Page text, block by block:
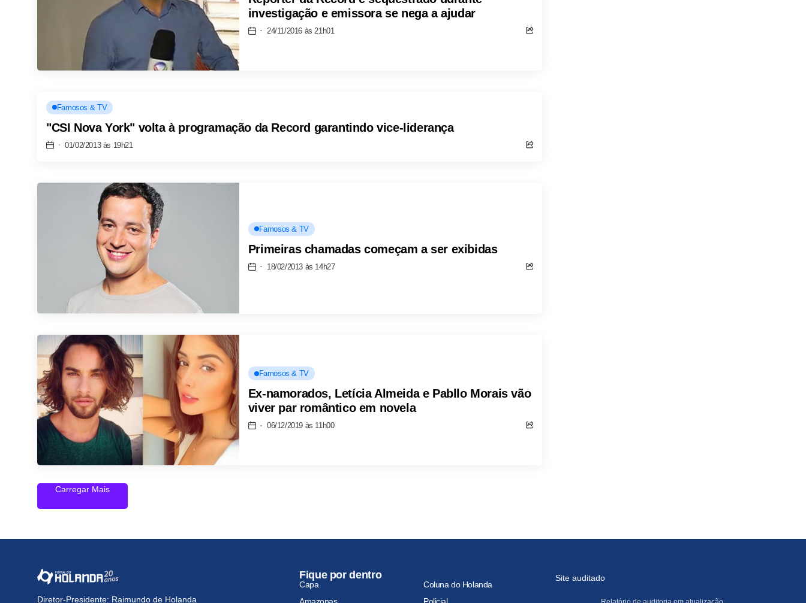
investigação e emissora se nega a ajudar
24/11/2016 às 21h01
Famosos & TV
"CSI Nova York" volta à programação da Record garantindo vice-liderança
01/02/2013 às 19h21
Famosos & TV
Primeiras chamadas começam a ser exibidas
18/02/2013 às 14h27
Famosos & TV
Ex-namorados, Letícia Almeida e Pabllo Morais vão
viver par romântico em novela
06/12/2019 às 11h00
Carregar Mais
Diretor-Presidente: Raimundo de Holanda
Fique por dentro
Capa
Coluna do Holanda
Site auditado